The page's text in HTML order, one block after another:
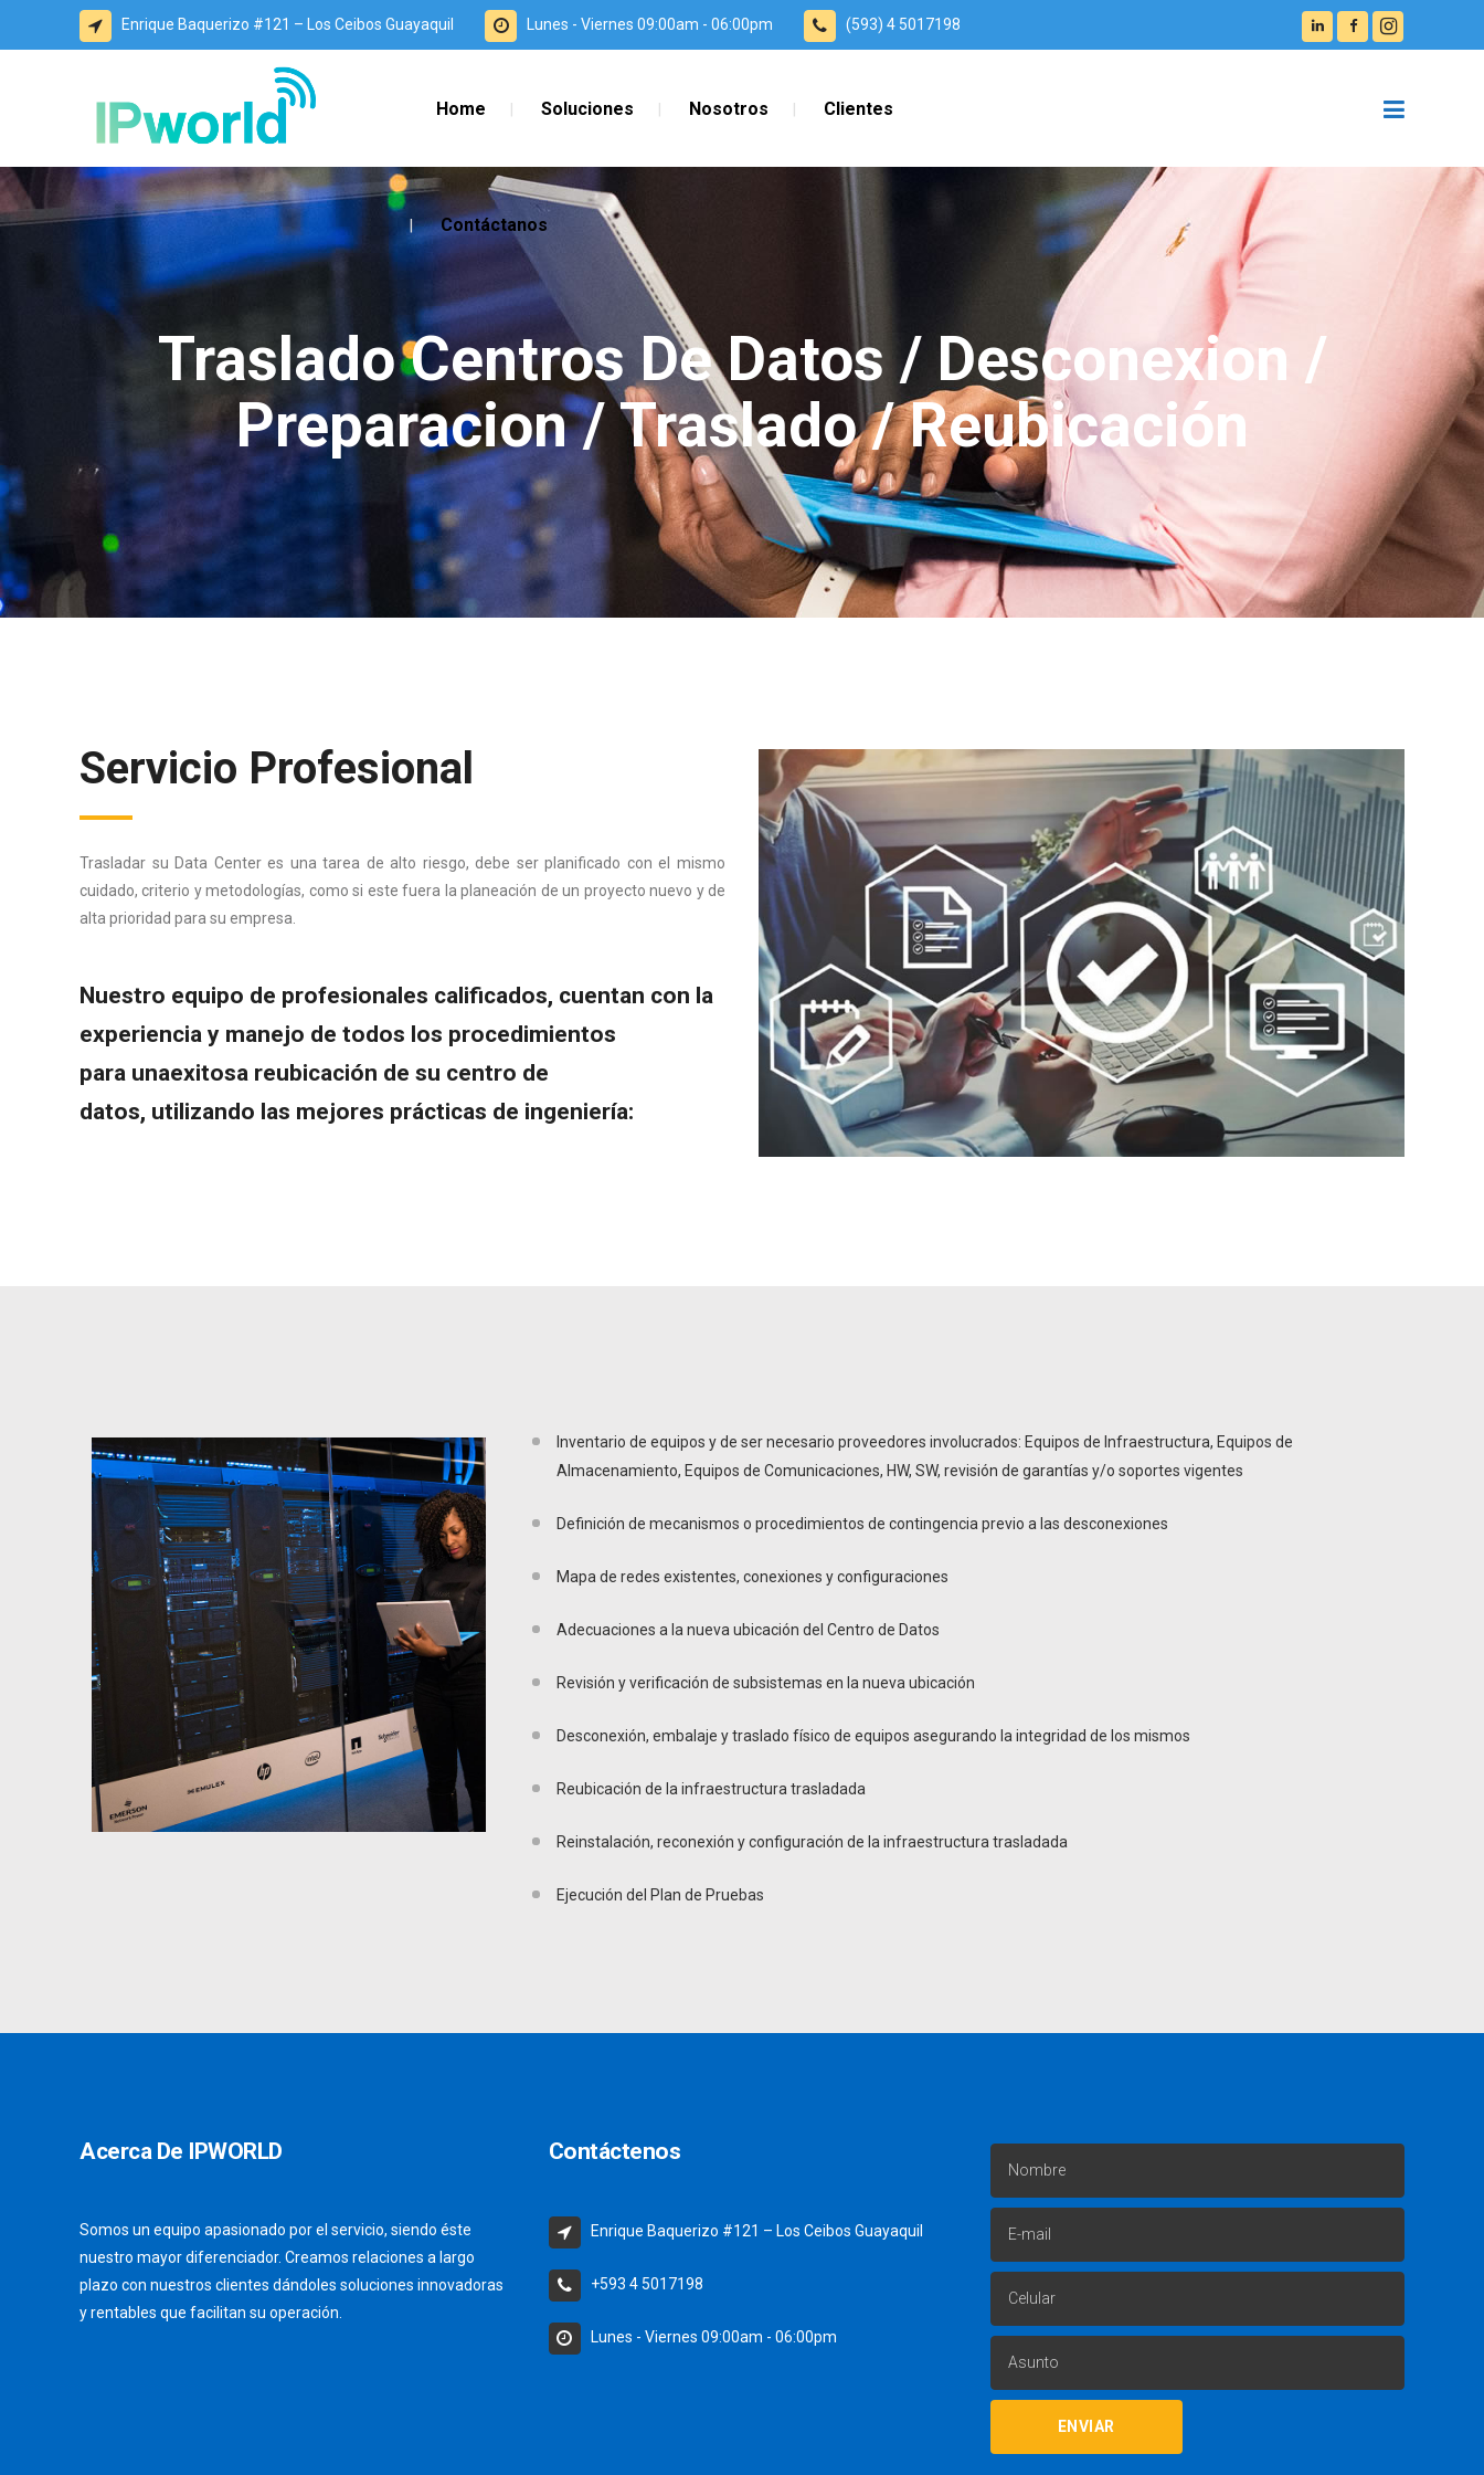
Enrique Baquerizo #121 – Los Ceibos Guayaquil Lunes - Viernes 09:00am - 06:00pm (593) 4 5017198
Home Soluciones Nosotros Clientes
Contáctanos
Traslado Centros De Datos / Desconexion /
Preparacion / Traslado / Reubicación
Servicio Profesional
Trasladar su Data Center es una tarea de alto riesgo, debe ser planificado con el mismo
cuidado, criterio y metodologías, como si este fuera la planeación de un proyecto nuevo y de
alta prioridad para su empresa.
Nuestro equipo de profesionales calificados, cuentan con la
experiencia y manejo de todos los procedimientos
para unaexitosa reubicación de su centro de
datos, utilizando las mejores prácticas de ingeniería:
Inventario de equipos y de ser necesario proveedores involucrados: Equipos de Infraestructura, Equipos de
Almacenamiento, Equipos de Comunicaciones, HW, SW, revisión de garantías y/o soportes vigentes
Definición de mecanismos o procedimientos de contingencia previo a las desconexiones
Mapa de redes existentes, conexiones y configuraciones
Adecuaciones a la nueva ubicación del Centro de Datos
Revisión y verificación de subsistemas en la nueva ubicación
Desconexión, embalaje y traslado físico de equipos asegurando la integridad de los mismos
Reubicación de la infraestructura trasladada
Reinstalación, reconexión y configuración de la infraestructura trasladada
Ejecución del Plan de Pruebas
Acerca De IPWORLD
Somos un equipo apasionado por el servicio, siendo éste
nuestro mayor diferenciador. Creamos relaciones a largo
plazo con nuestros clientes dándoles soluciones innovadoras
y rentables que facilitan su operación.
Contáctenos
Enrique Baquerizo #121 – Los Ceibos Guayaquil
+593 4 5017198
Lunes - Viernes 09:00am - 06:00pm